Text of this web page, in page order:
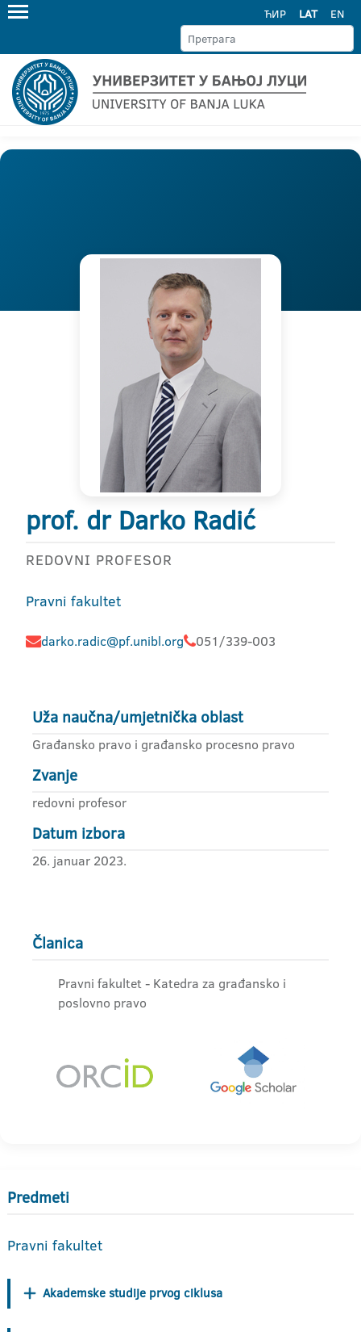
ЋИР LAT EN
prof. dr Darko Radić
REDOVNI PROFESOR
Pravni fakultet
darko.radic@pf.unibl.org 051/339-003
Uža naučna/umjetnička oblast
Građansko pravo i građansko procesno pravo
Zvanje
redovni profesor
Datum izbora
26. januar 2023.
Članica
Pravni fakultet - Katedra za građansko i
poslovno pravo
Predmeti
Pravni fakultet
Akademske studije prvog ciklusa